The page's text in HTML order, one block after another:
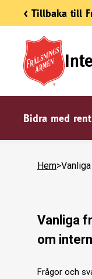
< Tillbaka till
Bidra med
Hem>
Vanliga
om
Frågor och